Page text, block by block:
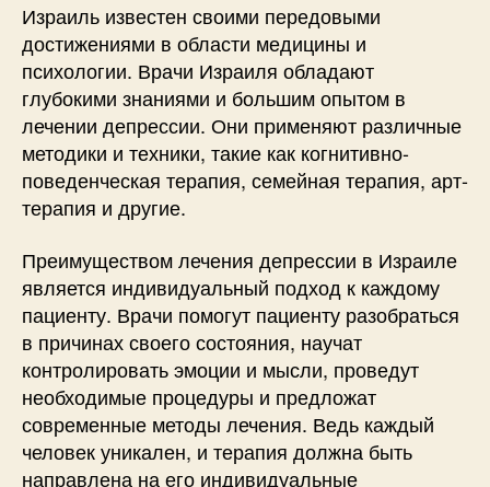
Израиль известен своими передовыми
достижениями в области медицины и
психологии. Врачи Израиля обладают
глубокими знаниями и большим опытом в
лечении депрессии. Они применяют различные
методики и техники, такие как когнитивно-
поведенческая терапия, семейная терапия, арт-
терапия и другие.
Преимуществом лечения депрессии в Израиле
является индивидуальный подход к каждому
пациенту. Врачи помогут пациенту разобраться
в причинах своего состояния, научат
контролировать эмоции и мысли, проведут
необходимые процедуры и предложат
современные методы лечения. Ведь каждый
человек уникален, и терапия должна быть
направлена на его индивидуальные